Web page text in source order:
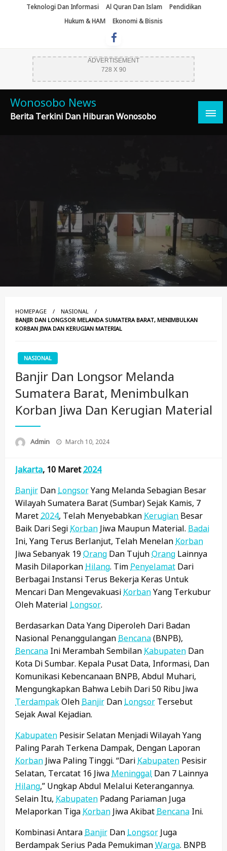
Teknologi Dan Informasi Al Quran Dan Islam
Pendidikan
Hukum & HAM
Ekonomi & Bisnis
ADVERTISEMENT
728 X 90
Wonosobo News
Berita Terkini Dan Hiburan Wonosobo
HOMEPAGE
NASIONAL
BANJIR DAN LONGSOR MELANDA SUMATERA BARAT, MENIMBULKAN
KORBAN JIWA DAN KERUGIAN MATERIAL
NASIONAL
Banjir Dan Longsor Melanda
Sumatera Barat, Menimbulkan
Korban Jiwa Dan Kerugian Material
Admin
Posted
March 10, 2024
Jakarta, 10 Maret2024
Banjir Dan LongsorYang Melanda Sebagian Besar
Wilayah Sumatera Barat (Sumbar) Sejak Kamis, 7
Maret 2024, Telah Menyebabkan Kerugian Besar
Baik Dari Segi Korban Jiwa Maupun Material. Badai
Ini, Yang Terus Berlanjut, Telah Menelan Korban
Jiwa Sebanyak 19 Orang Dan TujuhOrang Lainnya
Masih Dilaporkan Hilang. Tim Penyelamat Dari
Berbagai Instansi Terus Bekerja Keras Untuk
Mencari Dan Mengevakuasi KorbanYang Terkubur
Oleh Material Longsor.
Berdasarkan Data Yang Diperoleh Dari Badan
Nasional Penanggulangan Bencana(BNPB),
Bencana Ini Merambah Sembilan Kabupaten Dan
Kota Di Sumbar. Kepala Pusat Data, Informasi, Dan
Komunikasi Kebencanaan BNPB, Abdul Muhari,
Mengungkapkan Bahwa Lebih Dari 50 Ribu Jiwa
TerdampakOleh Banjir Dan Longsor Tersebut
Sejak Awal Kejadian.
Kabupaten Pesisir Selatan Menjadi Wilayah Yang
Paling Parah Terkena Dampak, Dengan Laporan
Korban Jiwa Paling Tinggi. “Dari Kabupaten Pesisir
Selatan, Tercatat 16 Jiwa Meninggal Dan 7 Lainnya
Hilang,” Ungkap Abdul Melalui Keterangannya.
Selain Itu, Kabupaten Padang Pariaman Juga
Melaporkan Tiga Korban Jiwa Akibat Bencana Ini.
Kombinasi Antara Banjir Dan Longsor Juga
Berdampak Serius Pada PemukimanWarga. BNPB